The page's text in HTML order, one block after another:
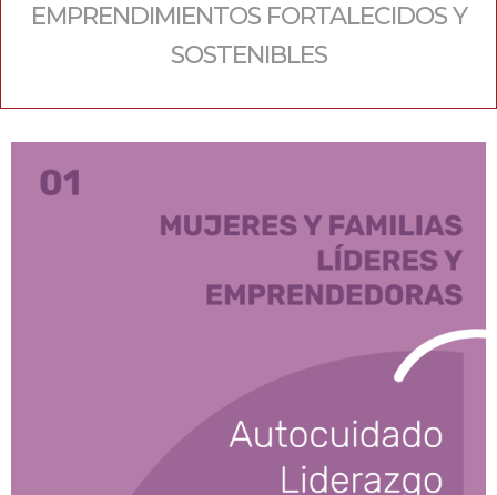
EMPRENDIMIENTOS FORTALECIDOS Y
SOSTENIBLES